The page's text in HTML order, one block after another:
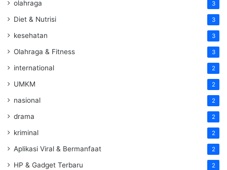
olahraga 3
Diet & Nutrisi 3
kesehatan 3
Olahraga & Fitness 3
international 2
UMKM 2
nasional 2
drama 2
kriminal 2
Aplikasi Viral & Bermanfaat 2
HP & Gadget Terbaru 2